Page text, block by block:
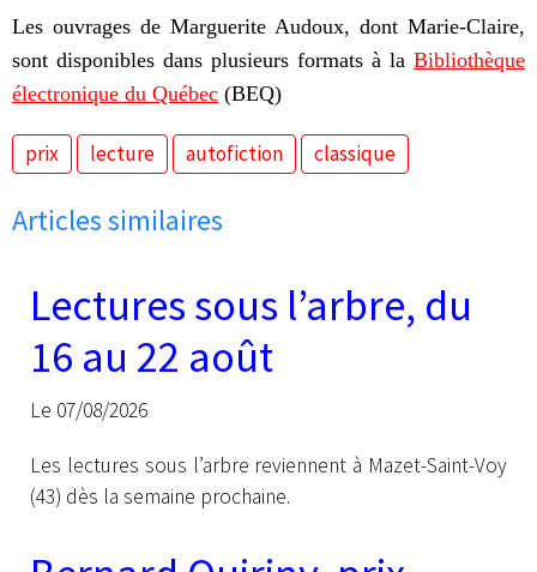
Les ouvrages de Marguerite Audoux, dont Marie-Claire,
sont disponibles dans plusieurs formats à la Bibliothèque
électronique du Québec (BEQ)
prix lecture autofiction classique
Articles similaires
Lectures sous l’arbre, du
16 au 22 août
Le 07/08/2026
Les lectures sous l’arbre reviennent à Mazet-Saint-Voy
(43) dès la semaine prochaine.